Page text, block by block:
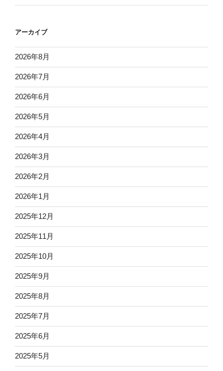
アーカイブ
2026年8月
2026年7月
2026年6月
2026年5月
2026年4月
2026年3月
2026年2月
2026年1月
2025年12月
2025年11月
2025年10月
2025年9月
2025年8月
2025年7月
2025年6月
2025年5月